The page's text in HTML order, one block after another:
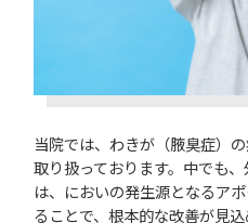
当院では、わきが（腋臭症）
取り扱っております。中でも
は、においの発生源となるア
ることで、根本的な改善が見